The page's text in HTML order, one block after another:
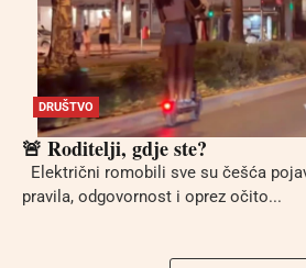
DRUŠTVO
🚨 Roditelji, gdje ste?
Električni romobili sve su češća
pravila, odgovornost i oprez očito...